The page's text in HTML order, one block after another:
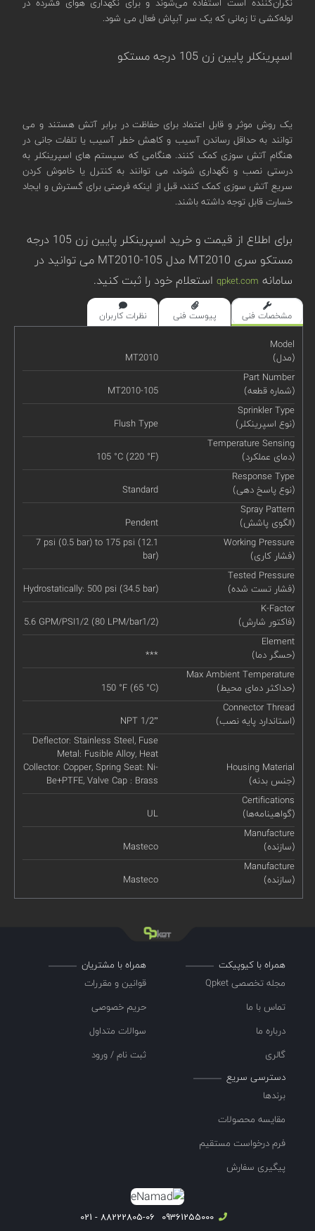
لوله‌کشی تا زمانی که یک سر آبپاش فعال می شود.
اسپرینکلر پایین زن 105 درجه مستکو
یک روش موثر و قابل اعتماد برای حفاظت در برابر آتش هستند و می
توانند به حداقل رساندن آسیب و کاهش خطر آسیب یا تلفات جانی در
هنگام آتش سوزی کمک کنند. هنگامی که سیستم های اسپرینکلر به
درستی نصب و نگهداری شوند، می توانند به کنترل یا خاموش کردن
سریع آتش سوزی کمک کنند، قبل از اینکه فرصتی برای گسترش و ایجاد
خسارت قابل توجه داشته باشند.
برای اطلاع از قیمت و خرید اسپرینکلر پایین زن 105 درجه
مستکو سری MT2010 مدل MT2010-105 می توانید در
سامانه qpket.com استعلام خود را ثبت کنید.
مشخصات فنی پیوست فنی نظرات کاربران
Model
(مدل)
MT2010
Part Number
(شماره قطعه)
MT2010-105
Sprinkler Type
(نوع اسپرینکلر)
Flush Type
Temperature Sensing
(دمای عملکرد)
105 °C (220 °F)
Response Type
(نوع پاسخ دهی)
Standard
Spray Pattern
(الگوی پاشش)
Pendent
Working Pressure
(فشار کاری)
7 psi (0.5 bar) to 175 psi (12.1
bar)
Tested Pressure
(فشار تست شده)
Hydrostatically: 500 psi (34.5 bar)
K-Factor
(فاکتور شارش)
5.6 GPM/PSI1/2 (80 LPM/bar1/2)
Element
(حسگر دما)
***
Max Ambient Temperature
(حداکثر دمای محیط)
150 °F (65 °C)
Connector Thread
(استاندارد پایه نصب)
NPT 1/2”
Housing Material
(جنس بدنه)
Deflector: Stainless Steel, Fuse
Metal: Fusible Alloy, Heat
Collector: Copper, Spring Seat: Ni-
Be+PTFE, Valve Cap : Brass
Certifications
(گواهینامه‌ها)
UL
Manufacture
(سازنده)
Masteco
Manufacture
(سازنده)
Masteco
همراه با کیوپیکت
مجله تخصصی Qpket
تماس با ما
درباره ما
گالری
همراه با مشتریان
قوانین و مقررات
حریم خصوصی
سوالات متداول
ثبت نام / ورود
دسترسی سریع
برندها
مقایسه محصولات
فرم درخواست مستقیم
پیگیری سفارش
09361255000
88222805-06 - 021